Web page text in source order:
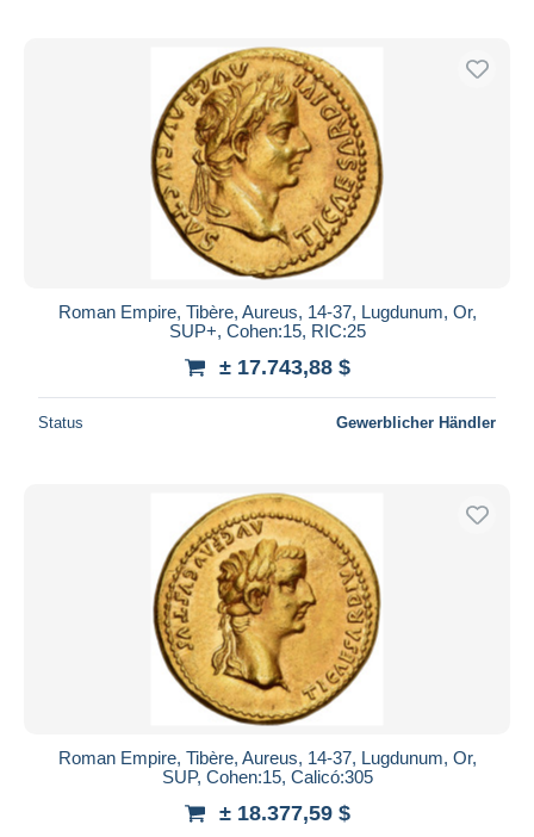
Roman Empire, Tibère, Aureus, 14-37, Lugdunum, Or,
SUP+, Cohen:15, RIC:25
± 17.743,88 $
Status Gewerblicher Händler
Roman Empire, Tibère, Aureus, 14-37, Lugdunum, Or,
SUP, Cohen:15, Calicó:305
± 18.377,59 $